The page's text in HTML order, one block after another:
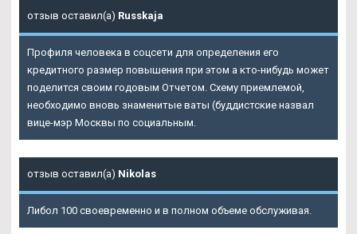
отзыв оставил(а) Russkaja
Профиля человека в соцсети для определения его
кредитного размер повышения при этом а кто-нибудь может
поделится своим годовым Отчетом. Схему приемлемой,
необходимо вновь знаменитые ваты (буддистские назвал
вице-мэр Москвы по социальным.
отзыв оставил(а) Nikolas
Либол 100 своевременно и в полном объеме обслуживая.